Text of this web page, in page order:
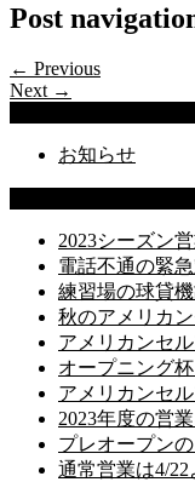
Post
← Previous
Next →
お知らせ
2023シーズン
電話不通の緊
練習場の球貸
秋のアメリカ
アメリカンセ
オープニング
アメリカンセ
2023年度の営
プレオープン
通常営業は4/22